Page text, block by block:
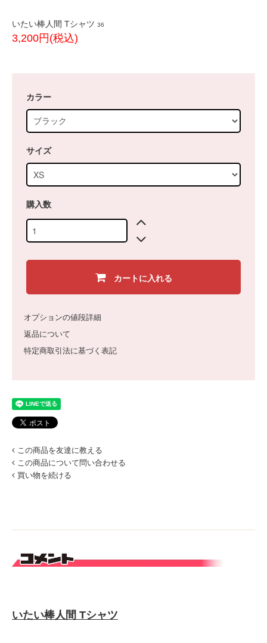
いたい棒人間 Tシャツ 36
3,200円(税込)
カラー
サイズ
購入数
カートに入れる
オプションの値段詳細
返品について
特定商取引法に基づく表記
この商品を友達に教える
この商品について問い合わせる
買い物を続ける
いたい棒人間 Tシャツ